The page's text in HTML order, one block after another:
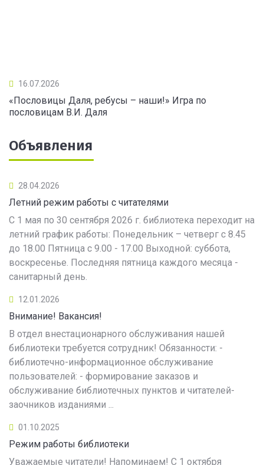
16.07.2026
«Пословицы Даля, ребусы – наши!» Игра по
пословицам В.И. Даля
Объявления
28.04.2026
Летний режим работы с читателями
С 1 мая по 30 сентября 2026 г. библиотека переходит на
летний график работы: Понедельник – четверг с 8.45
до 18.00 Пятница с 9.00 - 17.00 Выходной: суббота,
воскресенье. Последняя пятница каждого месяца -
санитарный день.
12.01.2026
Внимание! Вакансия!
В отдел внестационарного обслуживания нашей
библиотеки требуется сотрудник! Обязанности: -
библиотечно-информационное обслуживание
пользователей: - формирование заказов и
обслуживание библиотечных пунктов и читателей-
заочников изданиями ...
01.10.2025
Режим работы библиотеки
Уважаемые читатели! Напоминаем! С 1 октября